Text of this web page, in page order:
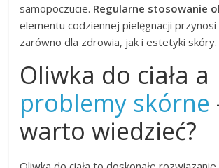
samopoczucie. Regularne stosowanie
elementu codziennej pielęgnacji przynosi
zarówno dla zdrowia, jak i estetyki skóry.
Oliwka do ciała a
problemy skórne
warto wiedzieć?